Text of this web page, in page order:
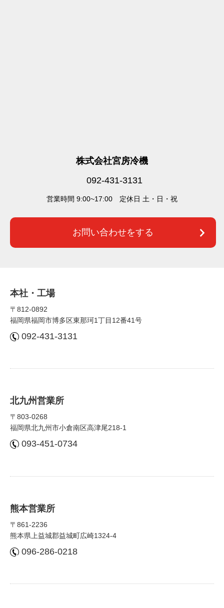
株式会社宮房冷機
092-431-3131
営業時間 9:00~17:00 定休⽇ 土・日・祝
お問い合わせをする
本社・⼯場
〒812-0892
福岡県福岡市博多区東那珂1丁⽬12番41号
092-431-3131
北九州営業所
〒803-0268
福岡県北九州市⼩倉南区⾼津尾218-1
093-451-0734
熊本営業所
〒861-2236
熊本県上益城郡益城町広崎1324-4
096-286-0218